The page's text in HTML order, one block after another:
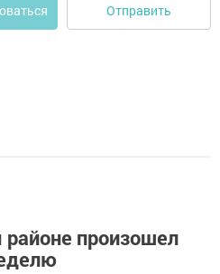
Отправить
произошел